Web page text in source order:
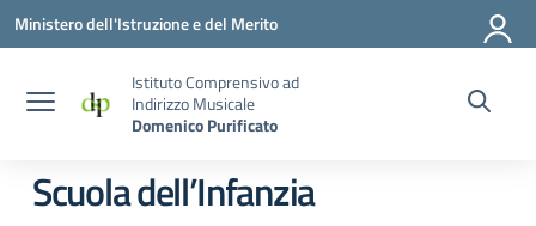
Vai ai contenuti
Vai al menu di navigazione
Vai al footer
Ministero dell'Istruzione e del Merito
Istituto Comprensivo ad
Indirizzo Musicale
Domenico Purificato
Scuola dell’Infanzia